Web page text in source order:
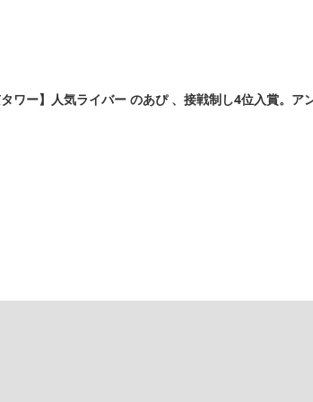
ワー】人気ライバー のあぴ 、接戦制し4位入賞。ア